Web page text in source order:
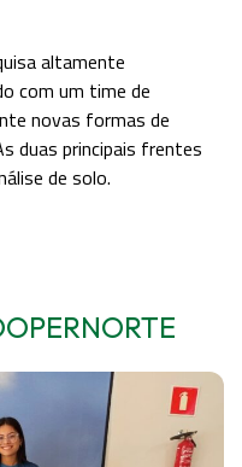
altamente
com um time de
novas formas de
duas principais frentes
de solo.